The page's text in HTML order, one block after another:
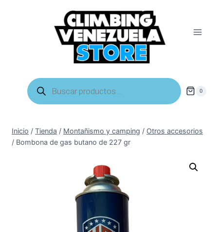
Búsqueda
de
productos
0
Inicio / Tienda / Montañismo y camping / Otros accesorios
/ Bombona de gas butano de 227 gr